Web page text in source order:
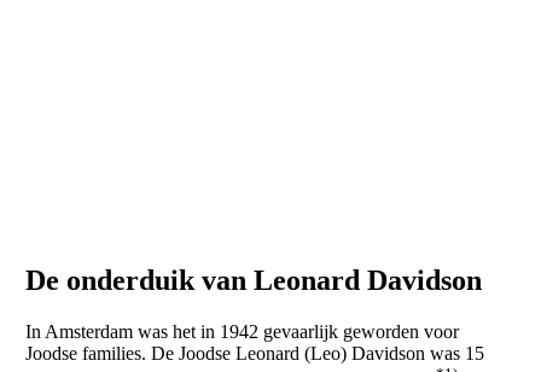
De onderduik van Leonard Davidson
In Amsterdam was het in 1942 gevaarlijk geworden voor
Joodse families. De Joodse Leonard (Leo) Davidson was 15